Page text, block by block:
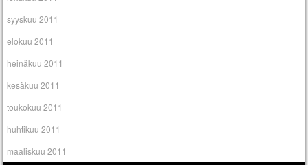
syyskuu 2011
elokuu 2011
heinäkuu 2011
kesäkuu 2011
toukokuu 2011
huhtikuu 2011
maaliskuu 2011